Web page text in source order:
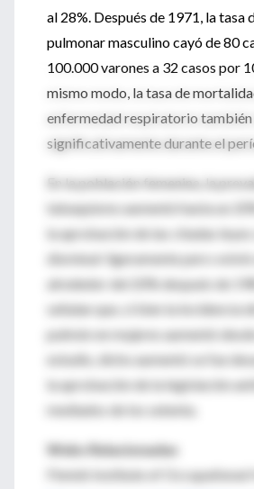
al 28%. Después de 1971, la tasa
pulmonar masculino cayó de 80
100.000 varones a 32 casos por
mismo modo, la tasa de
enfermedad respiratorio
significativamente durante el
En la población femenina, la
tabaquismo aumentó hasta un
la aprobación de las citadas leyes
disminuir ligeramente pero volvió
alrededor del 20% después de
señalan que, si bien la incidencia
pulmón en mujeres aumentó
estudio, dicho aumentó se fue
la aprobación de la legislación
mediados de los setenta.
Webs Relacionadas
Finnish Institute of Occupational